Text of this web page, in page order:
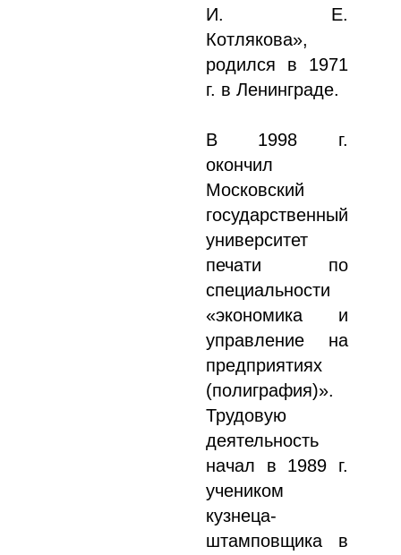
И. Е.
Котлякова»,
родился в 1971
г. в Ленинграде.
В 1998 г.
окончил
Московский
государственный
университет
печати по
специальности
«экономика и
управление на
предприятиях
(полиграфия)».
Трудовую
деятельность
начал в 1989 г.
учеником
кузнеца-
штамповщика в